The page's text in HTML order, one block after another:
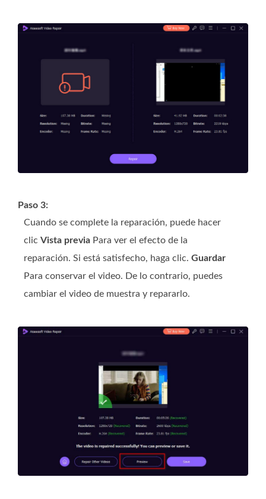
Paso 3:
Cuando se complete la reparación, puede hacer
clic Vista previa Para ver el efecto de la
reparación. Si está satisfecho, haga clic. Guardar
Para conservar el video. De lo contrario, puedes
cambiar el video de muestra y repararlo.